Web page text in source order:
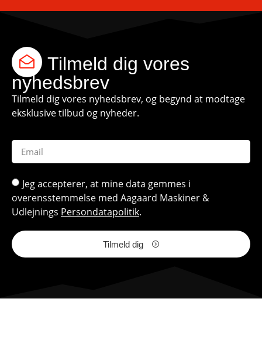
Tilmeld dig vores
nyhedsbrev
Tilmeld dig vores nyhedsbrev, og begynd at modtage
eksklusive tilbud og nyheder.
Jeg accepterer, at mine data gemmes i
overensstemmelse med Aagaard Maskiner &
Udlejnings Persondatapolitik.
Tilmeld dig